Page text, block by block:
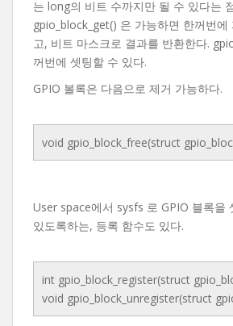
는 long의 비트 수까지만 될 수 있다는
gpio_block_get() 은 가능하면 한꺼번에
고, 비트 마스크로 결과를 반환한다.
꺼번에 셋팅할 수 있다.
GPIO 볼록은 다음으로 제거 가능하다.
void gpio_block_free(struct
User space에서 sysfs 로 GPIO 블록을
있도록하는, 등록 함수도 있다.
int gpio_block_register(struct
void gpio_block_unregister(struct